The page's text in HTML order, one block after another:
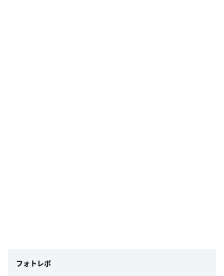
フォトレポ